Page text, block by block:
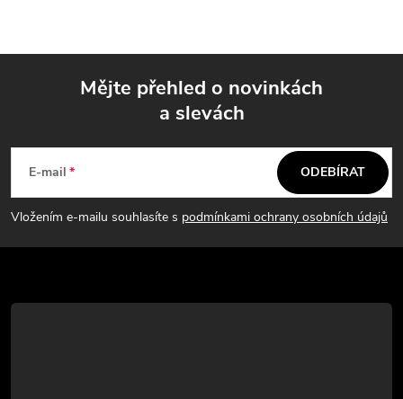
p
a
t
Mějte přehled o novinkách
a slevách
E-mail
Vložením e-mailu souhlasíte s podmínkami ochrany osobních údajů
ODEBÍRAT